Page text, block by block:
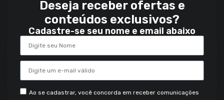
Deseja receber ofertas e
conteúdos exclusivos?
Cadastre-se seu nome e email abaixo
Ao se cadastrar, você concorda em receber comunicações